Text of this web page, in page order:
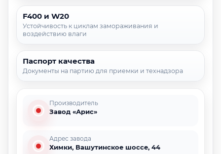
F400 и W20
Устойчивость к циклам замораживания и
воздействию влаги
Паспорт качества
Документы на партию для приемки и технадзора
Производитель
Завод «Арис»
Адрес завода
Химки, Вашутинское шоссе, 44